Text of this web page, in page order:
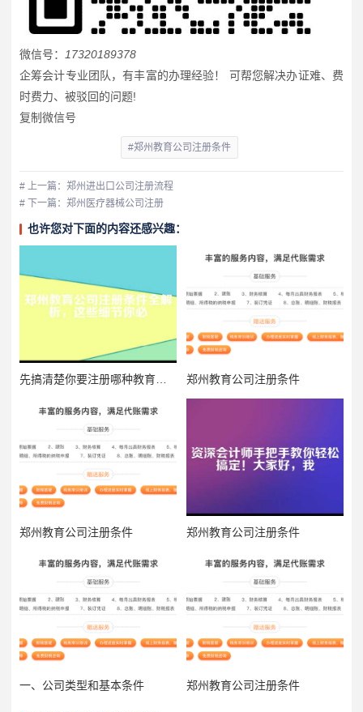
微信号：
17320189378
企筹会计专业团队，有丰富的办理经验！ 可帮您解决办证难、费
时费力、被驳回的问题!
复制微信号
#郑州教育公司注册条件
# 上一篇：郑州进出口公司注册流程
# 下一篇：郑州医疗器械公司注册
也许您对下面的内容还感兴趣：
先搞清楚你要注册哪种教育公司 郑州教育公司注册条件
郑州教育公司注册条件 郑州教育公司注册条件
一、公司类型和基本条件 郑州教育公司注册条件